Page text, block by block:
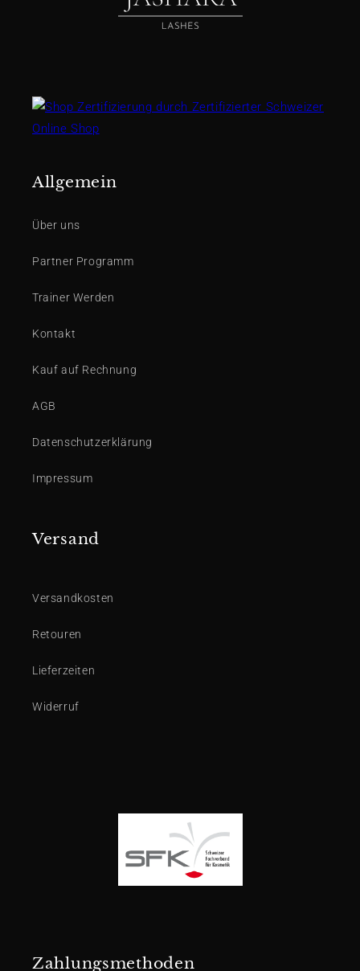
Allgemein
Über uns
Partner Programm
Trainer Werden
Kontakt
Kauf auf Rechnung
AGB
Datenschutzerklärung
Impressum
Versand
Versandkosten
Retouren
Lieferzeiten
Widerruf
Zahlungsmethoden